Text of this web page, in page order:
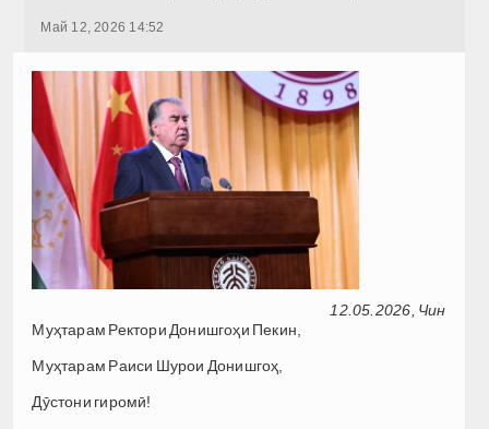
Май 12, 2026 14:52
12.05.2026, Чин
Муҳтарам Ректори Донишгоҳи Пекин,
Муҳтарам Раиси Шурои Донишгоҳ,
Дӯстони гиромӣ!